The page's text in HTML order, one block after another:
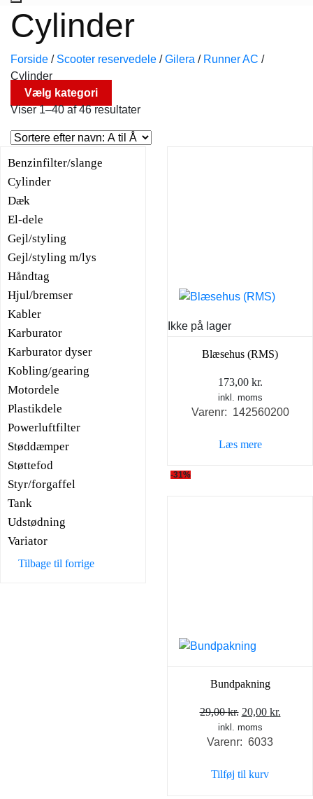
Cylinder
Forside / Scooter reservedele / Gilera / Runner AC /
Cylinder
Vælg kategori
Viser 1–40 af 46 resultater
Benzinfilter/slange
Cylinder
Dæk
El-dele
Gejl/styling
Gejl/styling m/lys
Håndtag
Hjul/bremser
Kabler
Karburator
Karburator dyser
Kobling/gearing
Motordele
Plastikdele
Powerluftfilter
Støddæmper
Støttefod
Styr/forgaffel
Tank
Udstødning
Variator
Tilbage til forrige
Ikke på lager
Blæsehus (RMS)
173,00 kr.
inkl. moms
Varenr: 142560200
Læs mere
-31%
Bundpakning
29,00kr. Den
oprindelige
pris
29,00 kr..
20,00 kr.
inkl. moms
Varenr: 6033
Tilføj til kurv